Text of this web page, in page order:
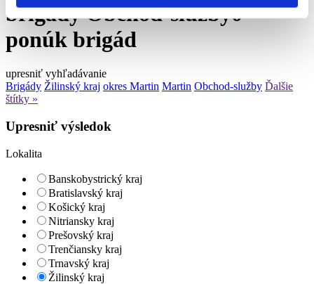
brigády Obchod-služby0
ponúk brigád
upresniť vyhľadávanie
Brigády Žilinský kraj okres Martin Martin Obchod-služby Ďalšie
štítky »
Upresniť výsledok
Lokalita
Banskobystrický kraj
Bratislavský kraj
Košický kraj
Nitriansky kraj
Prešovský kraj
Trenčiansky kraj
Trnavský kraj
Žilinský kraj